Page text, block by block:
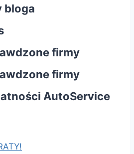
bloga
firmy
firmy
AutoService